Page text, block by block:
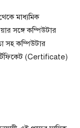
মাধ্যমিক
সঙ্গে কম্পিউটার
সহ কম্পিউটার
(Certificate)